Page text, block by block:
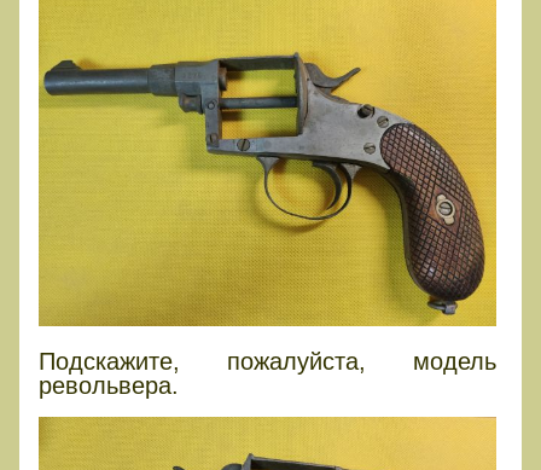
Подскажите, пожалуйста, модель
револьвера.